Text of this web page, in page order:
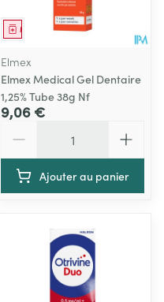
Médicament
Elmex
Elmex Medical Gel Dentaire
1,25% Tube 38g Nf
9,06 €
Ajouter au panier